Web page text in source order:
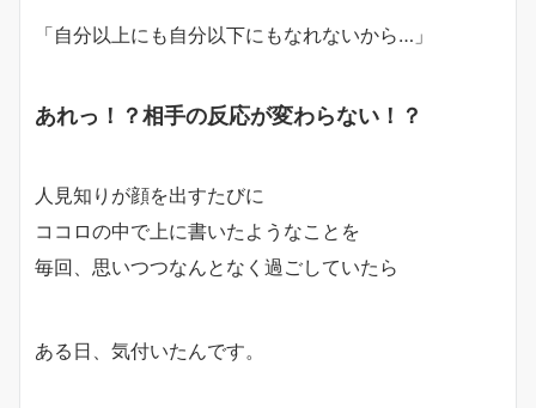
「自分以上にも自分以下にもなれないから…」
あれっ！？相手の反応が変わらない！？
人見知りが顔を出すたびに
ココロの中で上に書いたようなことを
毎回、思いつつなんとなく過ごしていたら
ある日、気付いたんです。